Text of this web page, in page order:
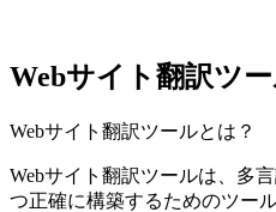
Webサイト翻訳ツ
Webサイト翻訳ツールとは？
Webサイト翻訳ツールは、多
つ正確に構築するためのツー